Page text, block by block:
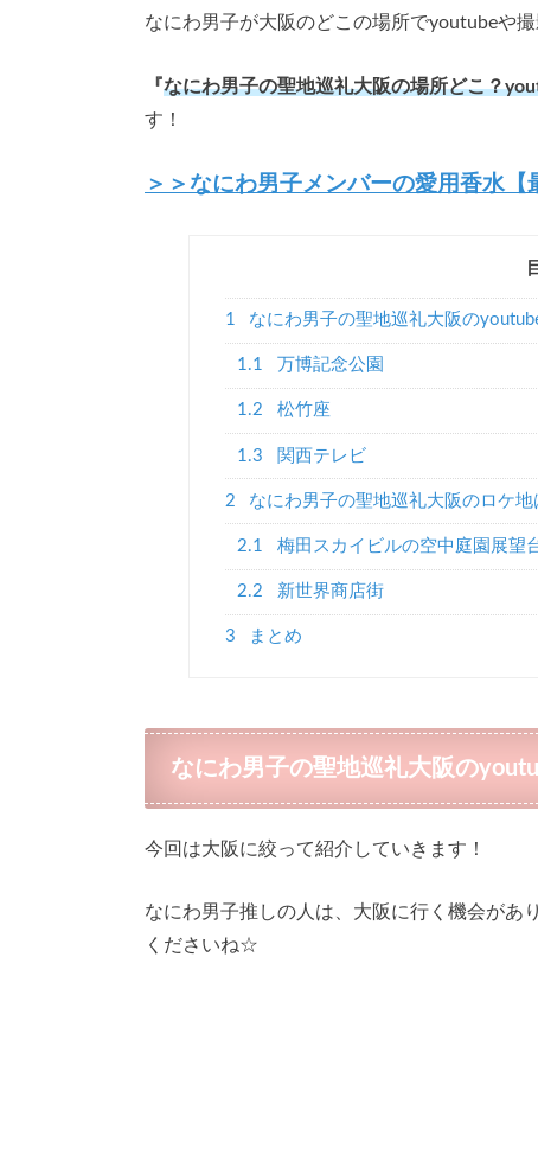
なにわ男子が大阪のどこの場所でyoutubeや
『なにわ男子の聖地巡礼大阪の場所どこ？
す！
＞＞なにわ男子メンバーの愛用香水【
1 なにわ男子の聖地巡礼大阪の
1.1 万博記念公園
1.2 松竹座
1.3 関西テレビ
2 なにわ男子の聖地巡礼大阪のロケ地
2.1 梅田スカイビルの空中庭園展望
2.2 新世界商店街
3 まとめ
なにわ男子の聖地巡礼大阪の
今回は大阪に絞って紹介していきます！
なにわ男子推しの人は、大阪に行く機会があ
くださいね☆